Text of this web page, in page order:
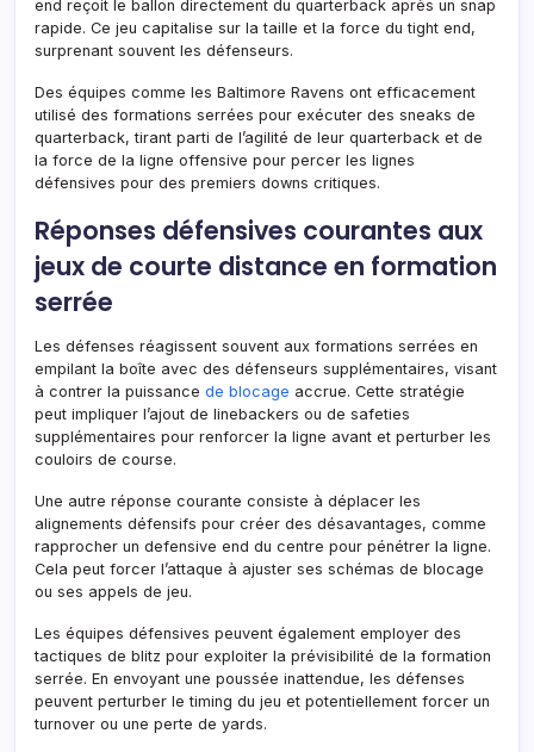
end reçoit le ballon directement du quarterback après un snap
rapide. Ce jeu capitalise sur la taille et la force du tight end,
surprenant souvent les défenseurs.
Des équipes comme les Baltimore Ravens ont efficacement
utilisé des formations serrées pour exécuter des sneaks de
quarterback, tirant parti de l’agilité de leur quarterback et de
la force de la ligne offensive pour percer les lignes
défensives pour des premiers downs critiques.
Réponses défensives courantes aux
jeux de courte distance en formation
serrée
Les défenses réagissent souvent aux formations serrées en
empilant la boîte avec des défenseurs supplémentaires, visant
à contrer la puissance de blocage accrue. Cette stratégie
peut impliquer l’ajout de linebackers ou de safeties
supplémentaires pour renforcer la ligne avant et perturber les
couloirs de course.
Une autre réponse courante consiste à déplacer les
alignements défensifs pour créer des désavantages, comme
rapprocher un defensive end du centre pour pénétrer la ligne.
Cela peut forcer l’attaque à ajuster ses schémas de blocage
ou ses appels de jeu.
Les équipes défensives peuvent également employer des
tactiques de blitz pour exploiter la prévisibilité de la formation
serrée. En envoyant une poussée inattendue, les défenses
peuvent perturber le timing du jeu et potentiellement forcer un
turnover ou une perte de yards.